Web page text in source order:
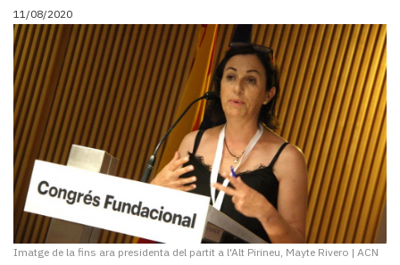
11/08/2020
Imatge de la fins ara presidenta del partit a l'Alt Pirineu, Mayte Rivero | ACN